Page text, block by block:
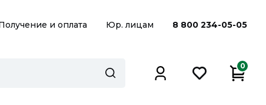
и оплата Юр. лицам 8 800 234-05-05
0